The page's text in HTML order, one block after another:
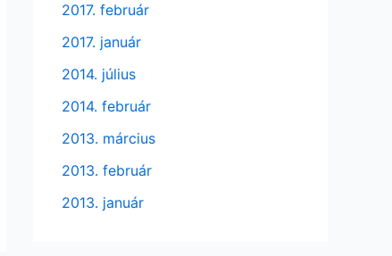
2017. február
2017. január
2014. július
2014. február
2013. március
2013. február
2013. január